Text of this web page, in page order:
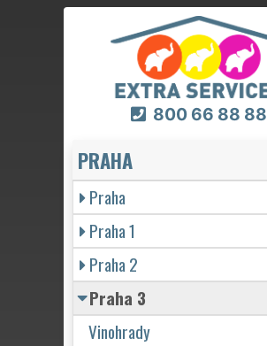
800 66 88 88
PRAHA
Praha
Praha 1
Praha 2
Praha 3
Vinohrady